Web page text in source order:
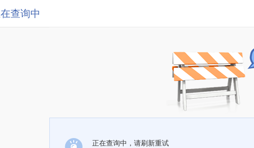
查询中
正在查询中，请刷新重试